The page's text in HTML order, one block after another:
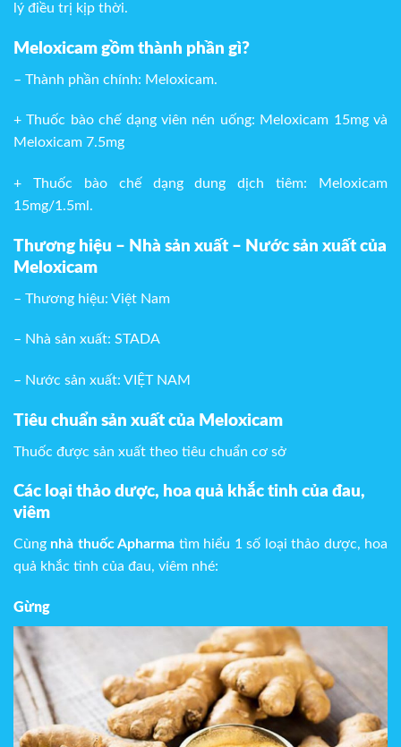
lý điều trị kịp thời.
Meloxicam gồm thành phần gì?
– Thành phần chính: Meloxicam.
+ Thuốc bào chế dạng viên nén uống: Meloxicam 15mg và
Meloxicam 7.5mg
+ Thuốc bào chế dạng dung dịch tiêm: Meloxicam
15mg/1.5ml.
Thương hiệu – Nhà sản xuất – Nước sản xuất của
Meloxicam
– Thương hiệu: Việt Nam
– Nhà sản xuất: STADA
– Nước sản xuất: VIỆT NAM
Tiêu chuẩn sản xuất của Meloxicam
Thuốc được sản xuất theo tiêu chuẩn cơ sở
Các loại thảo dược, hoa quả khắc tinh của đau,
viêm
Cùng nhà thuốc Apharma tìm hiểu 1 số loại thảo dược, hoa
quả khắc tinh của đau, viêm nhé:
Gừng